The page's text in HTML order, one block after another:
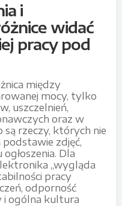
i
widać
pracy pod
między
mocy, tylko
uszczelnień,
oraz w
rzeczy, których nie
podstawie zdjęć,
Dla
„wygląda
pracy
odporność
i ogólna kultura